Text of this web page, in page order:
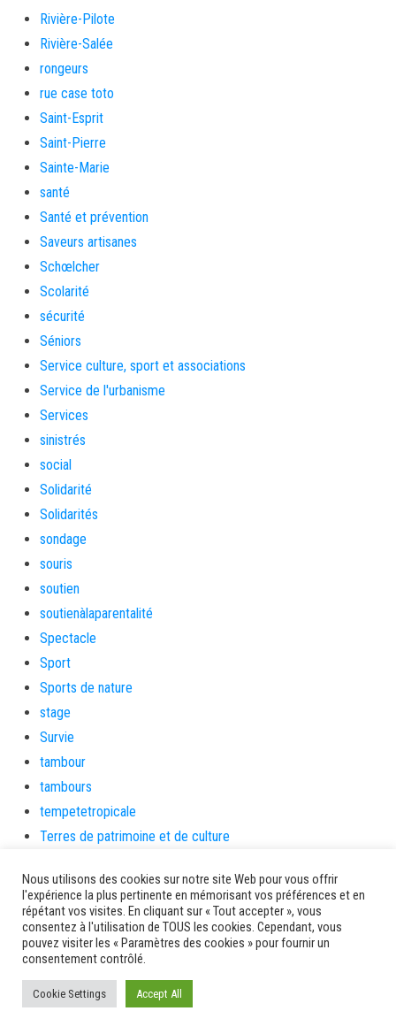
Rivière-Pilote
Rivière-Salée
rongeurs
rue case toto
Saint-Esprit
Saint-Pierre
Sainte-Marie
santé
Santé et prévention
Saveurs artisanes
Schœlcher
Scolarité
sécurité
Séniors
Service culture, sport et associations
Service de l'urbanisme
Services
sinistrés
social
Solidarité
Solidarités
sondage
souris
soutien
soutienàlaparentalité
Spectacle
Sport
Sports de nature
stage
Survie
tambour
tambours
tempetetropicale
Terres de patrimoine et de culture
théâtre
Tourisme
toussaint
tradition
Transition Energétique
Transport et routes
Nous utilisons des cookies sur notre site Web pour vous offrir
l'expérience la plus pertinente en mémorisant vos préférences et en
répétant vos visites. En cliquant sur « Tout accepter », vous
consentez à l'utilisation de TOUS les cookies. Cependant, vous
pouvez visiter les « Paramètres des cookies » pour fournir un
consentement contrôlé.
Cookie Settings Accept All